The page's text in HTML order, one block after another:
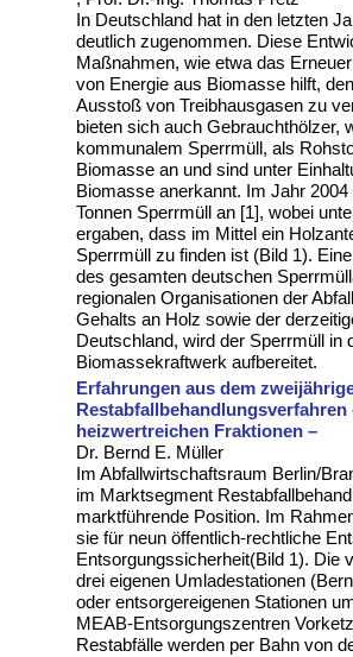
In Deutschland hat in den letzten
deutlich zugenommen. Diese
Maßnahmen, wie etwa das
von Energie aus Biomasse hilft,
Ausstoß von Treibhausgasen zu
bieten sich auch Gebrauchthölzer,
kommunalem Sperrmüll, als
Biomasse an und sind unter
Biomasse anerkannt. Im Jahr
Tonnen Sperrmüll an [1], wobei
ergaben, dass im Mittel ein
Sperrmüll zu finden ist (Bild 1).
des gesamten deutschen
regionalen Organisationen der
Gehalts an Holz sowie der
Deutschland, wird der Sperrmüll in
Biomassekraftwerk aufbereitet.
Erfahrungen aus dem
heizwertreichen Fraktionen –
Dr. Bernd E. Müller
Im Abfallwirtschaftsraum Berlin/
im Marktsegment
marktführende Position. Im
sie für neun öffentlich-rechtliche
Entsorgungssicherheit(Bild 1). Die
drei eigenen Umladestationen
oder entsorgereigenen Stationen
MEAB-Entsorgungszentren
Restabfälle werden per Bahn von